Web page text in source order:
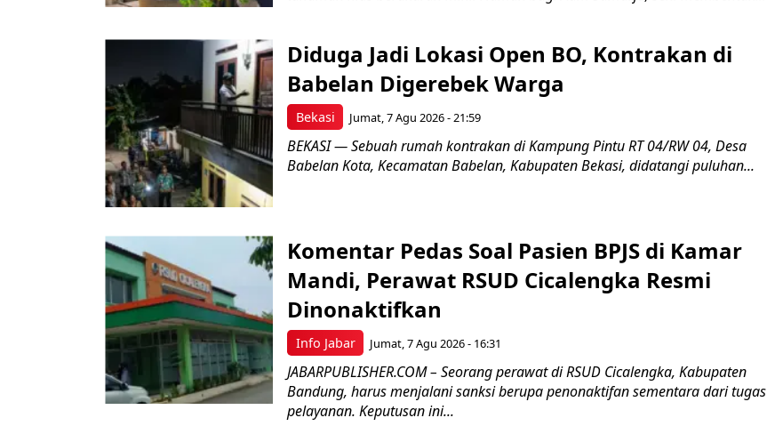
Bekasi
Diduga Jadi Lokasi Open BO, Kontrakan di
Babelan Digerebek Warga
Jumat, 7 Agu 2026 - 21:59
BEKASI — Sebuah rumah kontrakan di Kampung Pintu RT 04/RW 04, Desa
Babelan Kota, Kecamatan Babelan, Kabupaten Bekasi, didatangi puluhan...
Info Jabar
Komentar Pedas Soal Pasien BPJS di Kamar
Mandi, Perawat RSUD Cicalengka Resmi
Dinonaktifkan
Jumat, 7 Agu 2026 - 16:31
JABARPUBLISHER.COM – Seorang perawat di RSUD Cicalengka, Kabupaten
Bandung, harus menjalani sanksi berupa penonaktifan sementara dari tugas
pelayanan. Keputusan ini...